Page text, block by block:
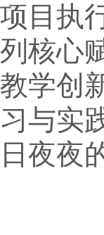
项目执
列核心
教学创
习与实
日夜夜